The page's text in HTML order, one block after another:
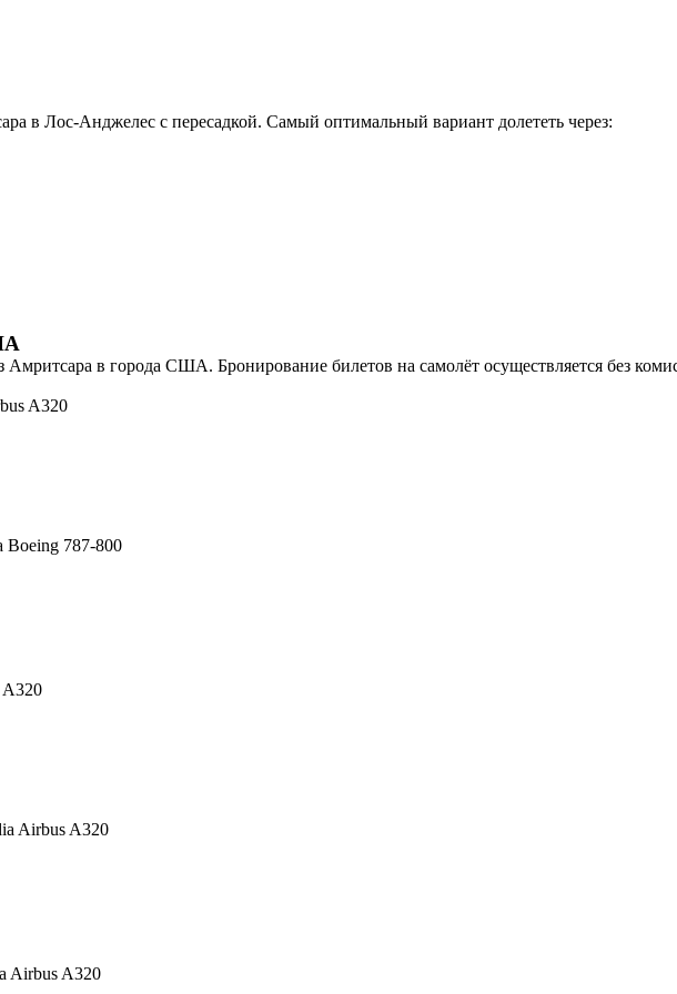
в Лос-Анджелес с пересадкой. Самый оптимальный вариант долететь через:
в города США. Бронирование билетов на самолёт осуществляется без
A320
Boeing 787-800
A320
Airbus A320
Airbus A320